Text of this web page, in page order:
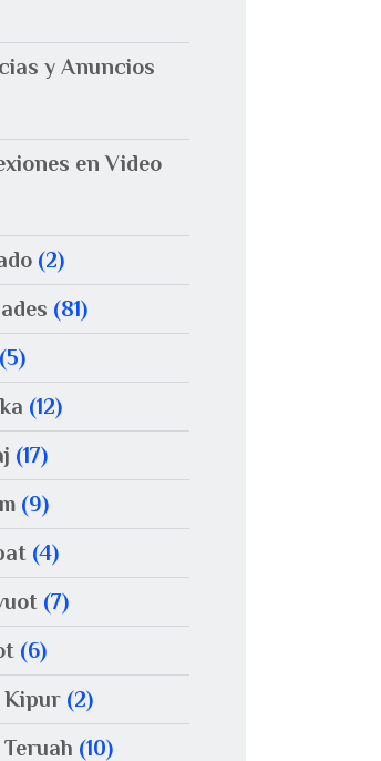
y Anuncios
en Video
(2)
(81)
(5)
(12)
(17)
(9)
(4)
(7)
(6)
Kipur (2)
Teruah (10)